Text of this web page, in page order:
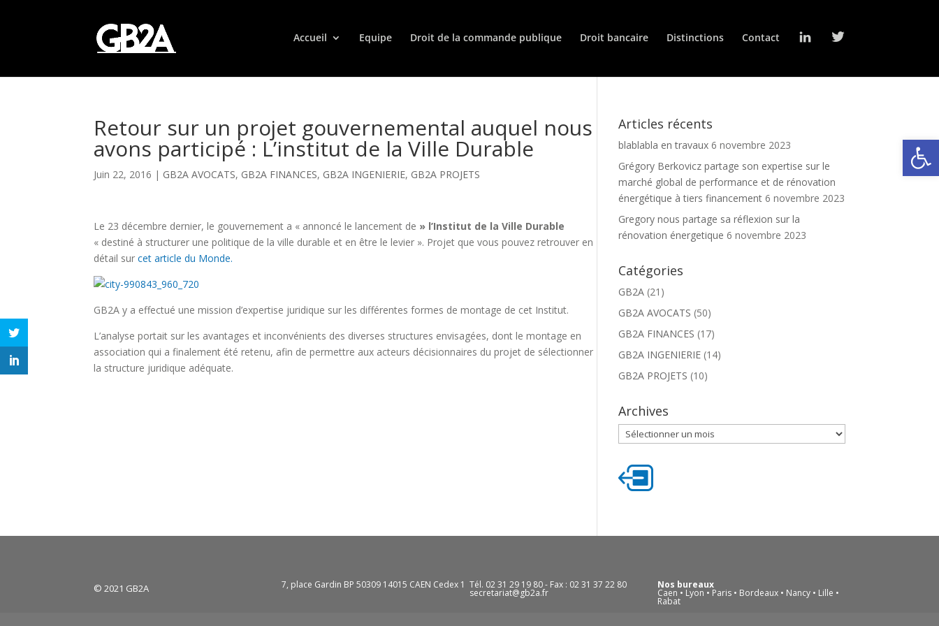
Accueil Equipe Droit de la commande publique Droit bancaire Distinctions Contact
e
T
t
Retour sur un projet gouvernemental auquel nous
avons participé : L’institut de la Ville Durable
Juin 22, 2016 | GB2A AVOCATS, GB2A FINANCES, GB2A INGENIERIE, GB2A PROJETS
Le 23 décembre dernier, le gouvernement a « annoncé le lancement de » l’Institut de la Ville Durable
« destiné à structurer une politique de la ville durable et en être le levier ». Projet que vous pouvez retrouver en
détail surcet article du Monde.
GB2A y a effectué une mission d’expertise juridique sur les différentes formes de montage de cet Institut.
L’analyse portait sur les avantages et inconvénients des diverses structures envisagées, dont le montage en
association qui a finalement été retenu, afin de permettre aux acteurs décisionnaires du projet de sélectionner
la structure juridique adéquate.
Articles récents
blablabla en travaux 6 novembre 2023
Grégory Berkovicz partage son expertise sur le
marché global de performance et de rénovation
énergétique à tiers financement 6 novembre 2023
Gregory nous partage sa réflexion sur la
rénovation énergetique 6 novembre 2023
Catégories
GB2A(21)
GB2A AVOCATS (50)
GB2A FINANCES (17)
GB2A INGENIERIE(14)
GB2A PROJETS (10)
Archives
Archives
© 2021 GB2A 7, place Gardin BP 50309 14015 CAEN Cedex 1 Tél. 02 31 29 19 80 - Fax : 02 31 37 22 80
secretariat@gb2a.fr
Nos bureaux
Caen • Lyon • Paris • Bordeaux • Nancy • Lille •
Rabat